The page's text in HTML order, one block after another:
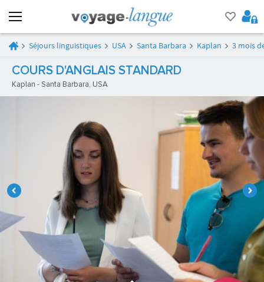
Séjours linguistiques USA Santa Barbara Kaplan 3 mois
COURS D'ANGLAIS STANDARD
Kaplan - Santa Barbara, USA